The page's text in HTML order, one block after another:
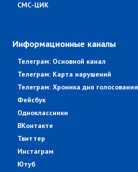
СМС-ЦИК
Информационные каналы
Телеграм: Основной канал
Телеграм: Карта нарушений
Телеграм: Хроника дня голосования
Фейсбук
Одноклассники
ВКонтакте
Твиттер
Инстаграм
Ютуб